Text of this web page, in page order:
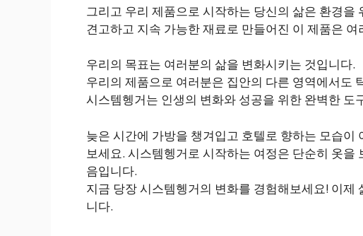
그리고 우리 제품으로 시작하는 당신의 삶은 환경을
견고하고 지속 가능한 재료로 만들어진 이 제품은
우리의 목표는 여러분의 삶을 변화시키는 것입니다.
우리의 제품으로 여러분은 집안의 다른 영역에서도
시스템헹거는 인생의 변화와 성공을 위한 완벽한 도
늦은 시간에 가방을 챙겨입고 호텔로 향하는 모습이
보세요. 시스템헹거로 시작하는 여정은 단순히 옷을
음입니다.
지금 당장 시스템헹거의 변화를 경험해보세요! 이제
니다.